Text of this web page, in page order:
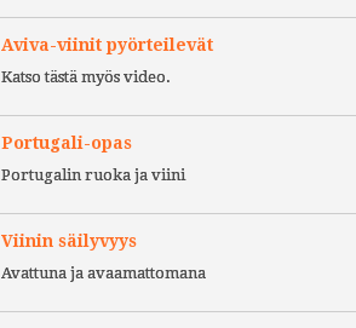
Aviva-viinit pyörteilevät
Katso tästä myös video.
Portugali-opas
Portugalin ruoka ja viini
Viinin säilyvyys
Avattuna ja avaamattomana